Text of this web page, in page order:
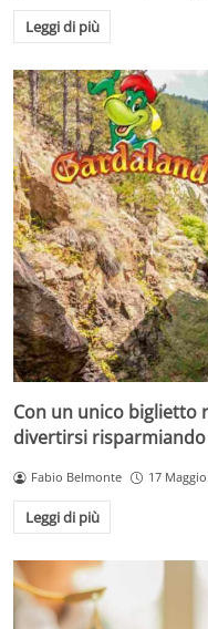
Leggi di più
Con un unico biglietto
divertirsi risparmiando
Fabio Belmonte 17
Leggi di più